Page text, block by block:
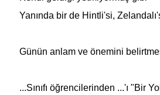
Yanında bir de Hintli'si,
Günün anlam ve önemini
...Sınıfı öğrencilerinden ...'ı "Bir